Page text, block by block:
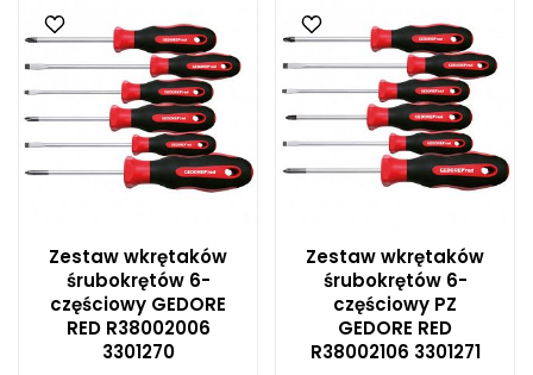
Zestaw wkrętaków
śrubokrętów 6-
częściowy GEDORE
RED R38002006
3301270
Zestaw wkrętaków
śrubokrętów 6-
częściowy PZ
GEDORE RED
R38002106 3301271